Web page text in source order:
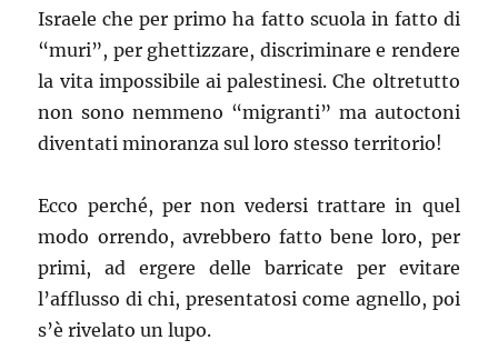
Israele che per primo ha fatto scuola in fatto di
“muri”, per ghettizzare, discriminare e rendere
la vita impossibile ai palestinesi. Che oltretutto
non sono nemmeno “migranti” ma autoctoni
diventati minoranza sul loro stesso territorio!
Ecco perché, per non vedersi trattare in quel
modo orrendo, avrebbero fatto bene loro, per
primi, ad ergere delle barricate per evitare
l’afflusso di chi, presentatosi come agnello, poi
s’è rivelato un lupo.